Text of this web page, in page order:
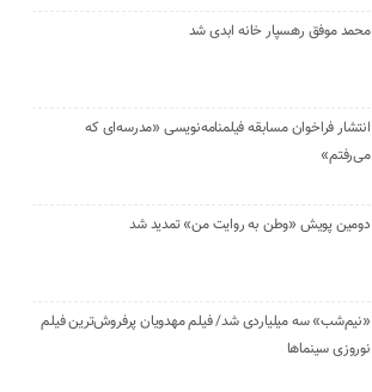
محمد موفق رهسپار خانه ابدی شد
انتشار فراخوان مسابقه فیلمنامه‌نویسی «مدرسه‌ای که
می‌رفتم»
دومین پویش «وطن به روایت من» تمدید شد
«نیم‌شب» سه میلیاردی شد/ فیلم مهدویان پرفروش‌ترین فیلم
نوروزی سینماها